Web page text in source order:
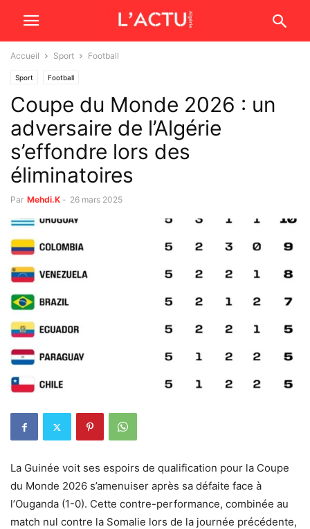
Accueil Sport Football
Sport Football
Coupe du Monde 2026 : un
adversaire de l’Algérie
s’effondre lors des
éliminatoires
Par Mehdi.K - 26 mars 2025
La Guinée voit ses espoirs de qualification pour la Coupe
du Monde 2026 s’amenuiser après sa défaite face à
l’Ouganda (1-0). Cette contre-performance, combinée au
match nul contre la Somalie lors de la journée précédente,